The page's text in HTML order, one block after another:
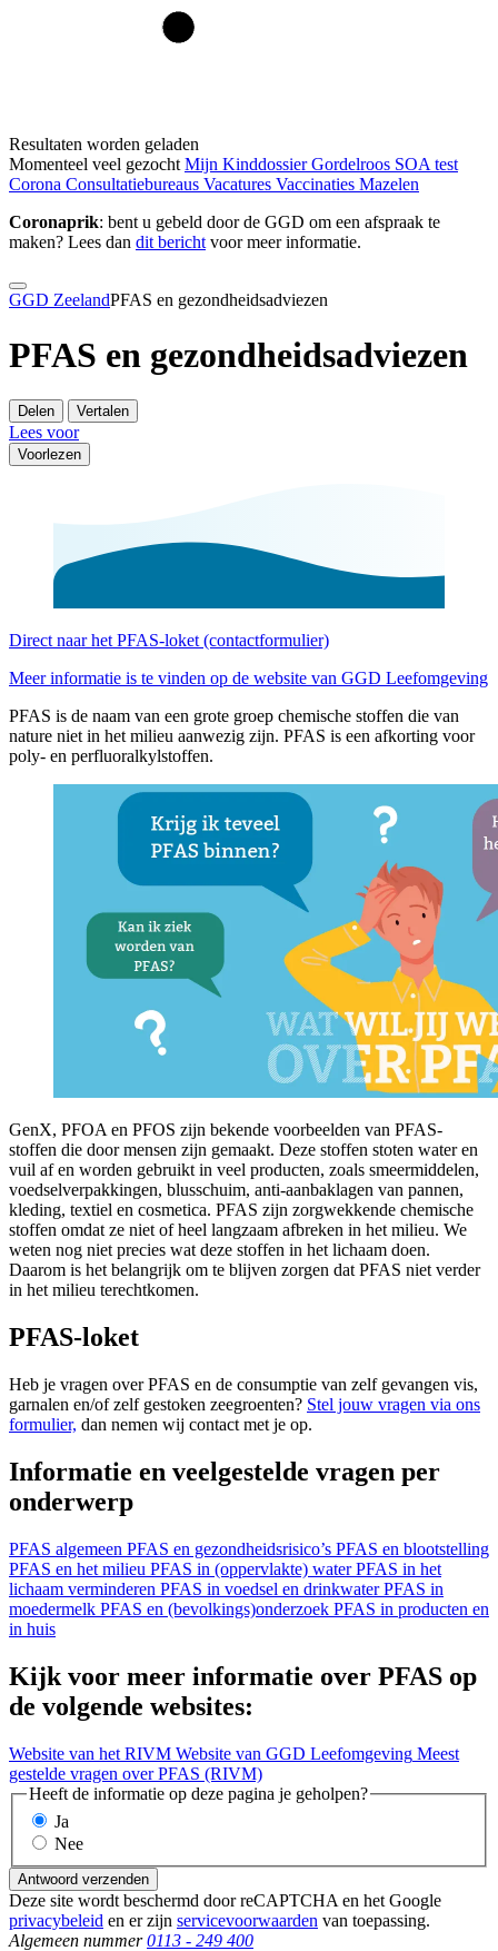
Resultaten worden geladen
Momenteel veel gezocht Mijn KinddossierGordelroos SOA test
Corona Consultatiebureaus Vacatures Vaccinaties Mazelen
Coronaprik: bent u gebeld door de GGD om een afspraak te
maken? Lees dan dit berichtvoor meer informatie.
GGD ZeelandPFAS en gezondheidsadviezen
PFAS en gezondheidsadviezen
Delen Vertalen
Lees voor
Voorlezen
Direct naar het PFAS-loket (contactformulier)
Meer informatie is te vinden op de website van GGD Leefomgeving
PFAS is de naam van een grote groep chemische stoffen die van
nature niet in het milieu aanwezig zijn. PFAS is een afkorting voor
poly- en perfluoralkylstoffen.
GenX, PFOA en PFOS zijn bekende voorbeelden van PFAS-
stoffen die door mensen zijn gemaakt. Deze stoffen stoten water en
vuil af en worden gebruikt in veel producten, zoals smeermiddelen,
voedselverpakkingen, blusschuim, anti-aanbaklagen van pannen,
kleding, textiel en cosmetica. PFAS zijn zorgwekkende chemische
stoffen omdat ze niet of heel langzaam afbreken in het milieu. We
weten nog niet precies wat deze stoffen in het lichaam doen.
Daarom is het belangrijk om te blijven zorgen dat PFAS niet verder
in het milieu terechtkomen.
PFAS-loket
Heb je vragen over PFAS en de consumptie van zelf gevangen vis,
garnalen en/of zelf gestoken zeegroenten? Stel jouw vragen via ons
formulier, dan nemen wij contact met je op.
Informatie en veelgestelde vragen per
onderwerp
PFAS algemeen PFAS en gezondheidsrisico’s PFAS en blootstelling
PFAS en het milieu PFAS in (oppervlakte) water PFAS in het
lichaam verminderen PFAS in voedsel en drinkwater PFAS in
moedermelk PFAS en (bevolkings)onderzoek PFAS in producten en
in huis
Kijk voor meer informatie over PFAS op
de volgende websites:
Website van het RIVM Website van GGD Leefomgeving Meest
gestelde vragen over PFAS (RIVM)
Heeft de informatie op deze pagina je geholpen?
Ja
Nee
Antwoord verzenden
Deze site wordt beschermd door reCAPTCHA en het Google
privacybeleid en er zijn servicevoorwaarden van toepassing.
Algemeen nummer 0113 - 249 400